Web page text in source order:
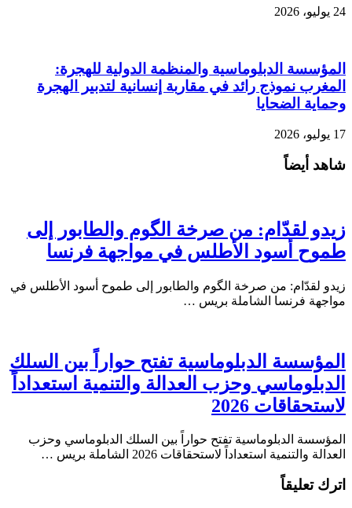
24 يوليو، 2026
المؤسسة الدبلوماسية والمنظمة الدولية للهجرة:
المغرب نموذج رائد في مقاربة إنسانية لتدبير الهجرة
وحماية الضحايا
17 يوليو، 2026
شاهد أيضاً
زيدو لقدّام: من صرخة الگوم والطابور إلى
طموح أسود الأطلس في مواجهة فرنسا
زيدو لقدّام: من صرخة الگوم والطابور إلى طموح أسود الأطلس في
مواجهة فرنسا الشاملة بريس …
المؤسسة الدبلوماسية تفتح حواراً بين السلك
الدبلوماسي وحزب العدالة والتنمية استعداداً
لاستحقاقات 2026
المؤسسة الدبلوماسية تفتح حواراً بين السلك الدبلوماسي وحزب
العدالة والتنمية استعداداً لاستحقاقات 2026 الشاملة بريس …
اترك تعليقاً